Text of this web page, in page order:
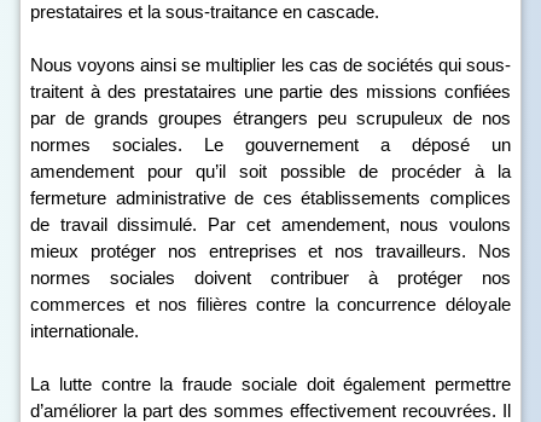
prestataires et la sous-traitance en cascade.
Nous voyons ainsi se multiplier les cas de sociétés qui sous-
traitent à des prestataires une partie des missions confiées
par de grands groupes étrangers peu scrupuleux de nos
normes sociales. Le gouvernement a déposé un
amendement pour qu’il soit possible de procéder à la
fermeture administrative de ces établissements complices
de travail dissimulé. Par cet amendement, nous voulons
mieux protéger nos entreprises et nos travailleurs. Nos
normes sociales doivent contribuer à protéger nos
commerces et nos filières contre la concurrence déloyale
internationale.
La lutte contre la fraude sociale doit également permettre
d’améliorer la part des sommes effectivement recouvrées. Il